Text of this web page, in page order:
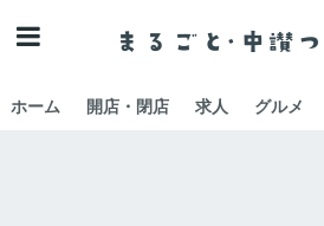
ホーム 開店・閉店 求人 グルメ